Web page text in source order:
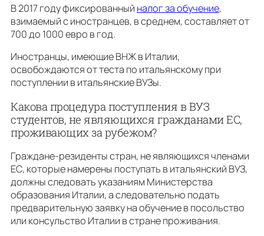
В 2017 году фиксированный налог за обучение,
взимаемый с иностранцев, в среднем, составляет от
700 до 1000 евро в год.
Иностранцы, имеющие ВНЖ в Италии,
освобождаются от теста по итальянскому при
поступлении в итальянские ВУЗы.
Какова процедура поступления в ВУЗ
студентов, не являющихся гражданами ЕС,
проживающих за рубежом?
Граждане-резиденты стран, не являющихся членами
ЕС, которые намерены поступать в итальянский ВУЗ,
должны следовать указаниям Министерства
образования Италии, а следовательно подать
предварительную заявку на обучение в посольство
или консульство Италии в стране проживания.